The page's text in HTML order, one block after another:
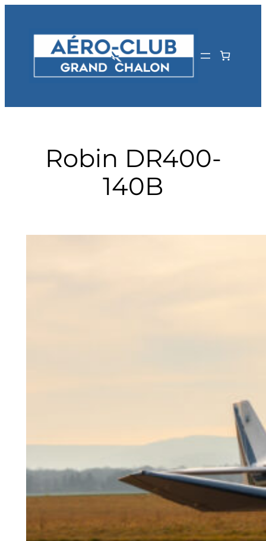
Robin DR400-
140B